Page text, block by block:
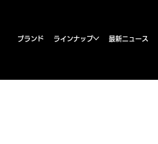
ブランド ラインナップ 最新ニュース